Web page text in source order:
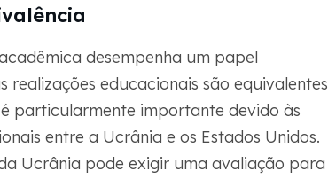
desempenha um papel
educacionais são equivalentes
particularmente importante devido às
entre a Ucrânia e os Estados Unidos.
Ucrânia pode exigir uma avaliação para